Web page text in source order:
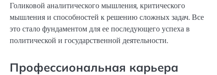
Голиковой аналитического мышления, критического
мышления и способностей к решению сложных задач. Все
это стало фундаментом для ее последующего успеха в
политической и государственной деятельности.
Профессиональная карьера